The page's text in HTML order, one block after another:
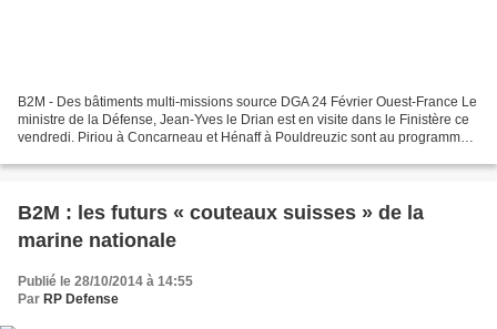
B2M - Des bâtiments multi-missions source DGA 24 Février Ouest-France Le
ministre de la Défense, Jean-Yves le Drian est en visite dans le Finistère ce
vendredi. Piriou à Concarneau et Hénaff à Pouldreuzic sont au programme.
B2M : les futurs « couteaux suisses » de la
marine nationale
Publié le 28/10/2014 à 14:55
Par RP Defense